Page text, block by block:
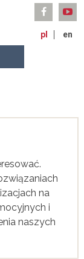
pl en
na
i
naszych